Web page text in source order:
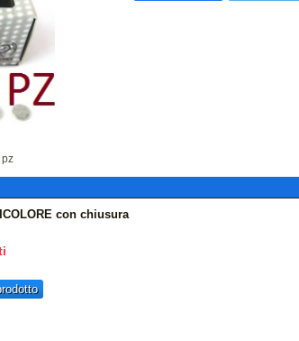
pz
con chiusura